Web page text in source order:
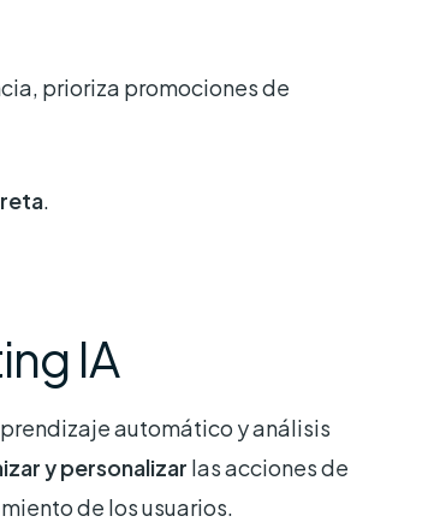
prioriza promociones de
.
IA
automático y análisis
y personalizar las acciones de
de los usuarios.